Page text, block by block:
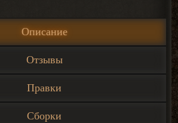
Описание
Отзывы
Правки
Сборки